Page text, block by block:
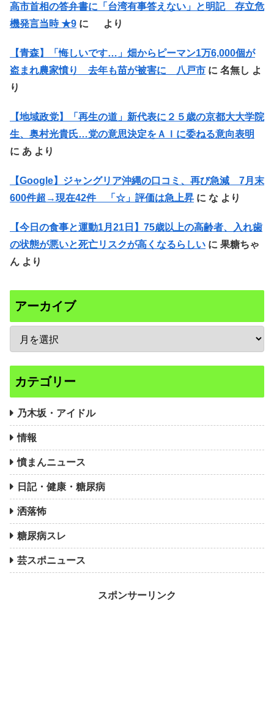
高市首相の答弁書に「台湾有事答えない」と明記 存立危
機発言当時 ★9 に より
【青森】「悔しいです…」畑からピーマン1万6,000個が
盗まれ農家憤り 去年も苗が被害に 八戸市 に 名無し よ
り
【地域政党】「再生の道」新代表に２５歳の京都大大学院
生、奥村光貴氏…党の意思決定をＡＩに委ねる意向表明
に あ より
【Google】ジャングリア沖縄の口コミ、再び急減 7月末
600件超→現在42件 「☆」評価は急上昇 に な より
【今日の食事と運動1月21日】75歳以上の高齢者、入れ歯
の状態が悪いと死亡リスクが高くなるらしい に 果糖ちゃ
ん より
アーカイブ
カテゴリー
乃木坂・アイドル
情報
憤まんニュース
日記・健康・糖尿病
洒落怖
糖尿病スレ
芸スポニュース
スポンサーリンク